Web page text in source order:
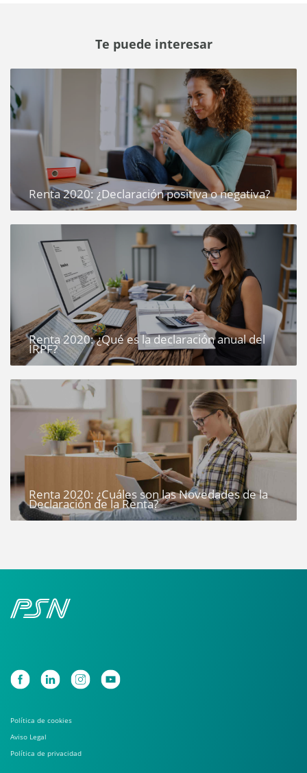
Te puede interesar
Renta 2020: ¿Declaración positiva o negativa?
Renta 2020: ¿Qué es la declaración anual del
IRPF?
Renta 2020: ¿Cuáles son las Novedades de la
Declaración de la Renta?
Política de cookies
Aviso Legal
Política de privacidad